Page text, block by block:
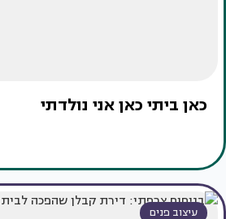
כאן ביתי כאן אני נולדתי
עיצוב פנים